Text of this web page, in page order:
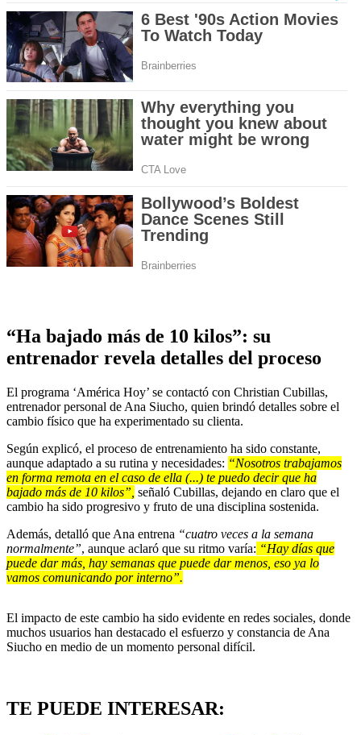
“Ha bajado más de 10 kilos”: su
entrenador revela detalles del proceso
El programa ‘América Hoy’ se contactó con Christian Cubillas,
entrenador personal de Ana Siucho, quien brindó detalles sobre el
cambio físico que ha experimentado su clienta.
Según explicó, el proceso de entrenamiento ha sido constante,
aunque adaptado a su rutina y necesidades: “Nosotros trabajamos
en forma remota en el caso de ella (...) te puedo decir que ha
bajado más de 10 kilos”, señaló Cubillas, dejando en claro que el
cambio ha sido progresivo y fruto de una disciplina sostenida.
Además, detalló que Ana entrena “cuatro veces a la semana
normalmente”, aunque aclaró que su ritmo varía: “Hay días que
puede dar más, hay semanas que puede dar menos, eso ya lo
vamos comunicando por interno”.
El impacto de este cambio ha sido evidente en redes sociales, donde
muchos usuarios han destacado el esfuerzo y constancia de Ana
Siucho en medio de un momento personal difícil.
TE PUEDE INTERESAR: